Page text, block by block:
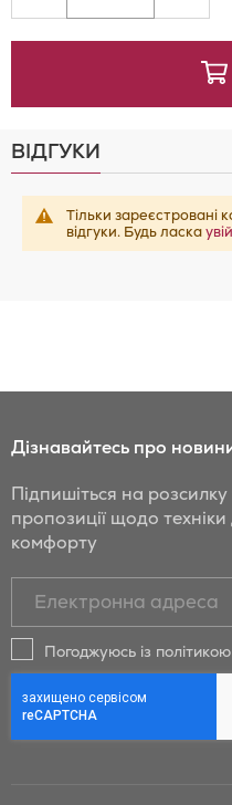
ВІДГУКИ
Тільки зареєстровані
відгуки. Будь ласка
Дізнавайтесь про
Підпишіться на
пропозиції щодо
комфорту
новини
та
Бойрер:
Погоджуюсь із політикою